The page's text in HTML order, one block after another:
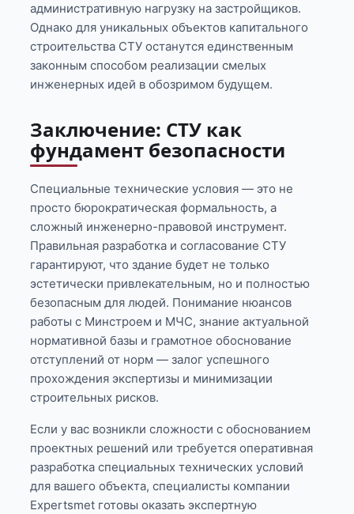
административную нагрузку на застройщиков.
Однако для уникальных объектов капитального
строительства СТУ останутся единственным
законным способом реализации смелых
инженерных идей в обозримом будущем.
Заключение: СТУ как
фундамент безопасности
Специальные технические условия — это не
просто бюрократическая формальность, а
сложный инженерно-правовой инструмент.
Правильная разработка и согласование СТУ
гарантируют, что здание будет не только
эстетически привлекательным, но и полностью
безопасным для людей. Понимание нюансов
работы с Минстроем и МЧС, знание актуальной
нормативной базы и грамотное обоснование
отступлений от норм — залог успешного
прохождения экспертизы и минимизации
строительных рисков.
Если у вас возникли сложности с обоснованием
проектных решений или требуется оперативная
разработка специальных технических условий
для вашего объекта, специалисты компании
Expertsmet готовы оказать экспертную